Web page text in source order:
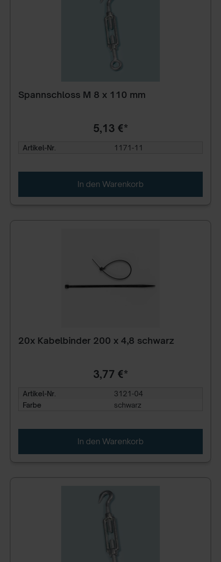
Spannschloss M 8 x 110 mm
5,13 €*
Artikel-Nr. 1171-11
In den Warenkorb
20x Kabelbinder 200 x 4,8 schwarz
3,77 €*
Artikel-Nr.
3121-04
Farbe
schwarz
In den Warenkorb